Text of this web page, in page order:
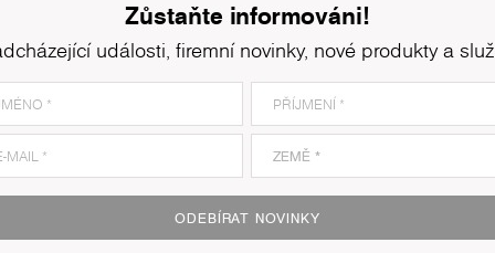
Zůstaňte informováni!
události, firemní novinky, nové produkty a
ODEBÍRAT NOVINKY